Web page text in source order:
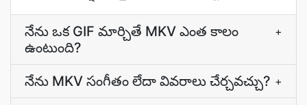
నేను ఒక GIF మార్చితే MKV ఎంత కాలం
ఉంటుంది?
+
నేను MKV సంగీతం లేదా వివరాలు చేర్చవచ్చు? +